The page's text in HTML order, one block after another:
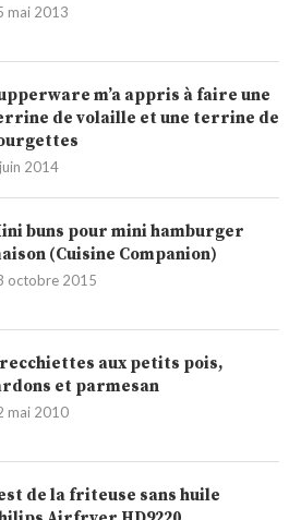
mai 2013
m’a appris à faire une
de volaille et une terrine de
2014
buns pour mini hamburger
(Cuisine Companion)
octobre 2015
aux petits pois,
et parmesan
mai 2010
de la friteuse sans huile